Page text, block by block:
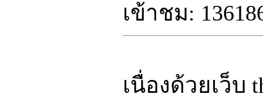
เข้าชม:
เนื่องด้วยเว็บ